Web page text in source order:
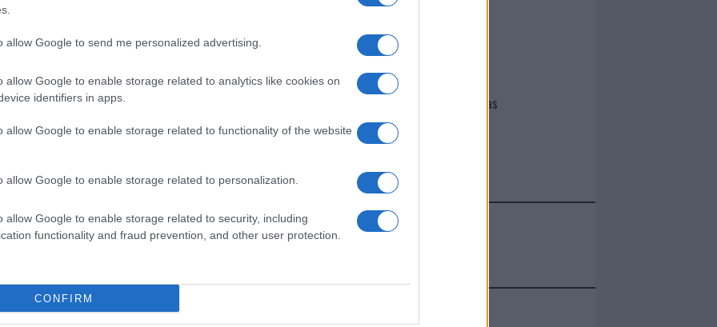
allow Google to send me personalized advertising.
allow Google to enable storage related to analytics like cookies on
identifiers in apps.
allow Google to enable storage related to functionality of the website
allow Google to enable storage related to personalization.
allow Google to enable storage related to security, including
functionality and fraud prevention, and other user protection.
CONFIRM
Prossimo articolo
I nostri cari
Giovannimaria Cabras
Invia un Comunicato Stampa|Pubblicità|Segnala